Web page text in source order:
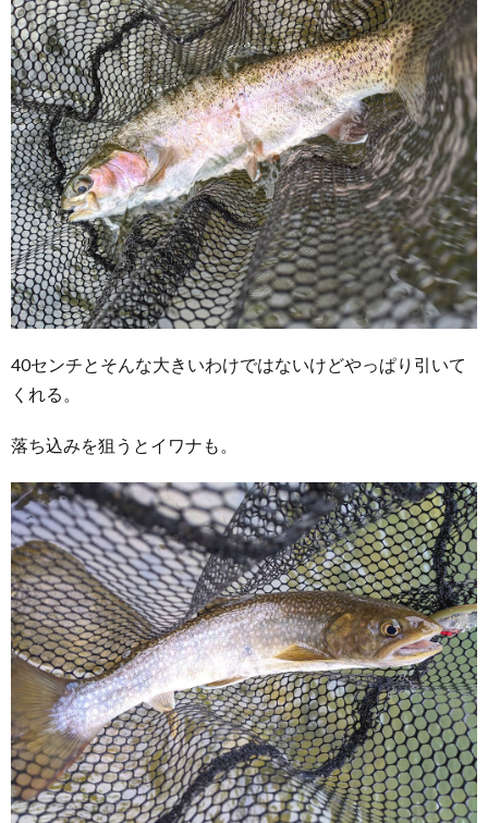
40センチとそんな大きいわけではないけどやっぱり引いて
くれる。
落ち込みを狙うとイワナも。